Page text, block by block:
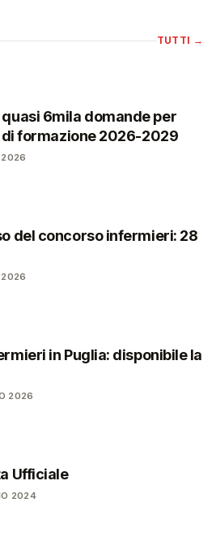
TUTTI →
6mila domande per
di formazione 2026-2029
2026
del concorso infermieri: 28
2026
in Puglia: disponibile la
2026
Ufficiale
2024